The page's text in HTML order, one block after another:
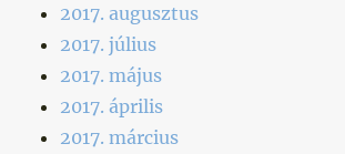
2017. augusztus
2017. július
2017. május
2017. április
2017. március